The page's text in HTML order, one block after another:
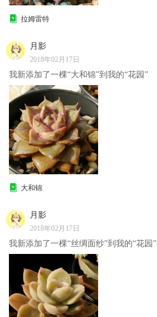
拉姆雷特
月影
2018年02月17日
我新添加了一棵“大和锦”到我的“花园”
大和锦
月影
2018年02月17日
我新添加了一棵“丝绸面纱”到我的“花园”